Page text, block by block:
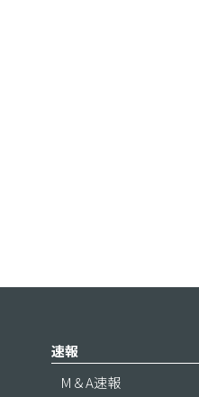
速報
M＆A速報